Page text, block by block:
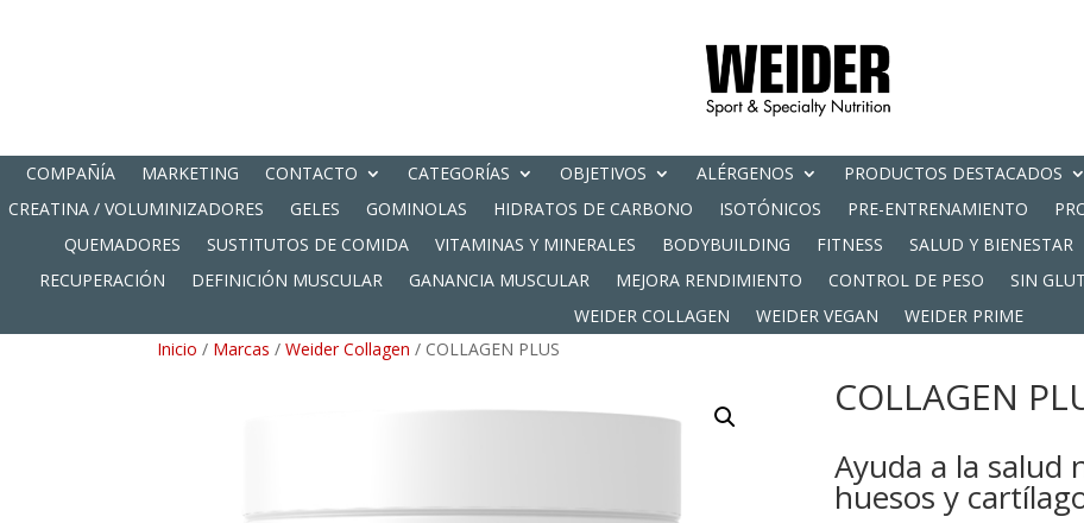
COMPAÑÍA MARKETING CONTACTO CATEGORÍAS OBJETIVOS ALÉRGENOS PRODUCTOS DESTACADOS
CREATINA / VOLUMINIZADORES
GELES GOMINOLAS HIDRATOS DE CARBONO ISOTÓNICOS PRE-ENTRENAMIENTO
QUEMADORES
SUSTITUTOS DE COMIDA VITAMINAS Y MINERALES BODYBUILDING FITNESS SALUD Y BIENESTAR
RECUPERACIÓN
DEFINICIÓN MUSCULAR GANANCIA MUSCULAR MEJORA RENDIMIENTO CONTROL DE PESO SIN
WEIDER COLLAGEN
WEIDER VEGAN
WEIDER PRIME
Inicio / Marcas / Weider Collagen / COLLAGEN PLUS
COLLAGEN
Ayuda a la salud
huesos y